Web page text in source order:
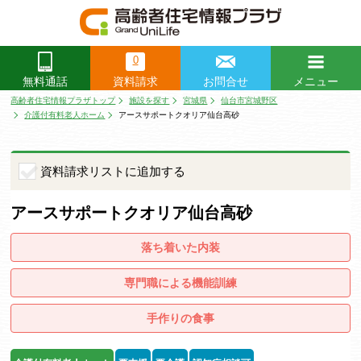
無料通話
0
資料請求 お問合せ
メニュー
高齢者住宅情報プラザトップ 施設を探す 宮城県
仙台市宮城野区
介護付有料老人ホーム
アースサポートクオリア仙台高砂
資料請求リストに追加する
アースサポートクオリア仙台高砂
落ち着いた内装
専門職による機能訓練
手作りの食事